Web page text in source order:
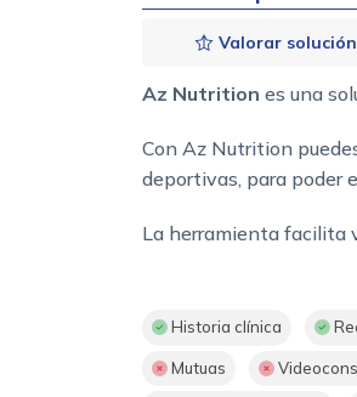
Valorar solución
Az Nutrition es una
Con Az Nutrition
deportivas, para poder
La herramienta facilita
Historia clínica
Mutuas